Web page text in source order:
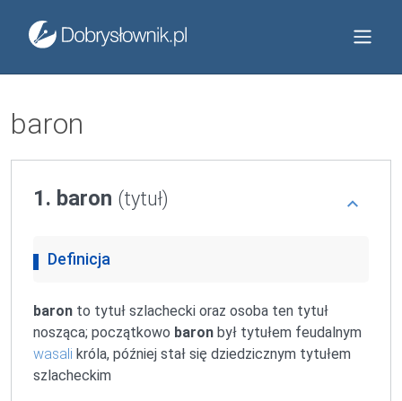
baron
1. baron (tytuł)
Definicja
baron to tytuł szlachecki oraz osoba ten tytuł
nosząca; początkowo baron był tytułem feudalnym
wasali króla, później stał się dziedzicznym tytułem
szlacheckim